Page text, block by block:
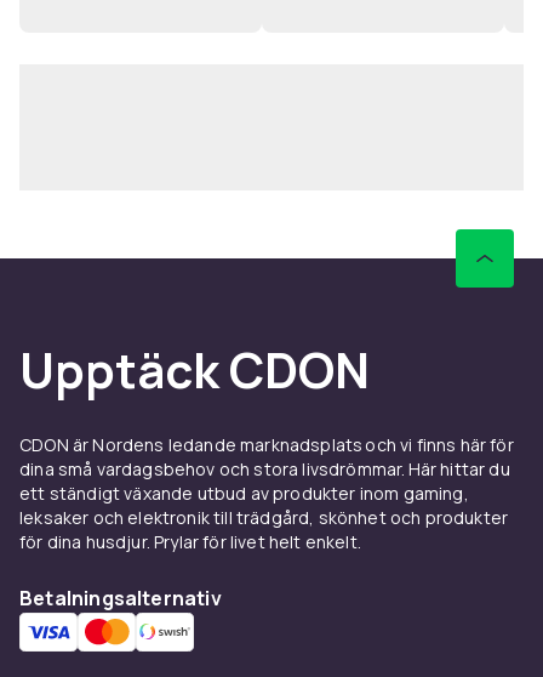
Upptäck CDON
CDON är Nordens ledande marknadsplats och vi finns här för
dina små vardagsbehov och stora livsdrömmar. Här hittar du
ett ständigt växande utbud av produkter inom gaming,
leksaker och elektronik till trädgård, skönhet och produkter
för dina husdjur. Prylar för livet helt enkelt.
Betalningsalternativ